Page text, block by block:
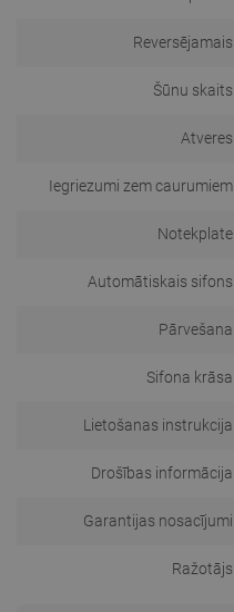
Reversējamais
Šūnu skaits
Atveres
Iegriezumi zem caurumiem
Notekplate
Automātiskais sifons
Pārvešana
Sifona krāsa
Lietošanas instrukcija
Drošības informācija
Garantijas nosacījumi
Ražotājs